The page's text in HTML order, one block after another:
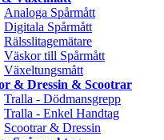
Analoga Spårmått
Digitala Spårmått
Rälsslitagemätare
Väskor till Spårmått
Växeltungsmått
& Dressin & Scootrar
Tralla - Dödmansgrepp
Tralla - Enkel Handtag
Scootrar & Dressin